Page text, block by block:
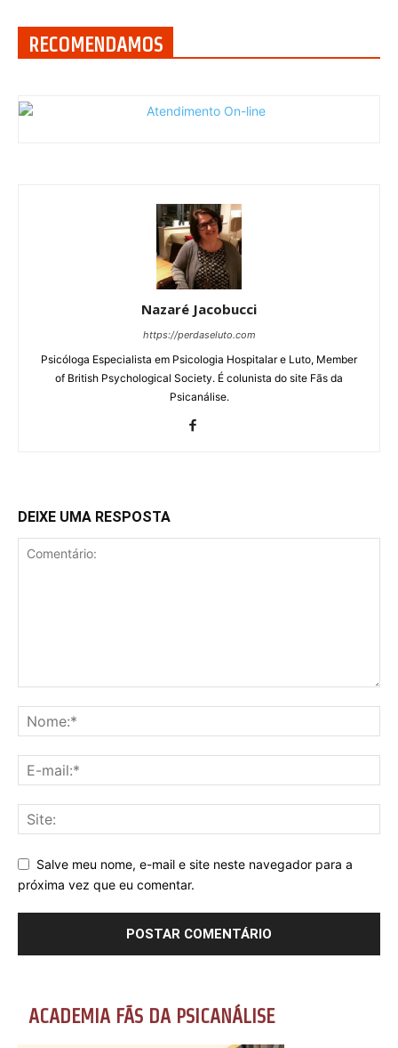
RECOMENDAMOS
Nazaré Jacobucci
https://perdaseluto.com
Psicóloga Especialista em Psicologia Hospitalar e Luto, Member
of British Psychological Society. É colunista do site Fãs da
Psicanálise.
DEIXE UMA RESPOSTA
Salve meu nome, e-mail e site neste navegador para a
próxima vez que eu comentar.
ACADEMIA FÃS DA PSICANÁLISE